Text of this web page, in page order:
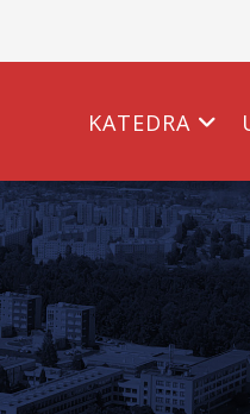
KATEDRA